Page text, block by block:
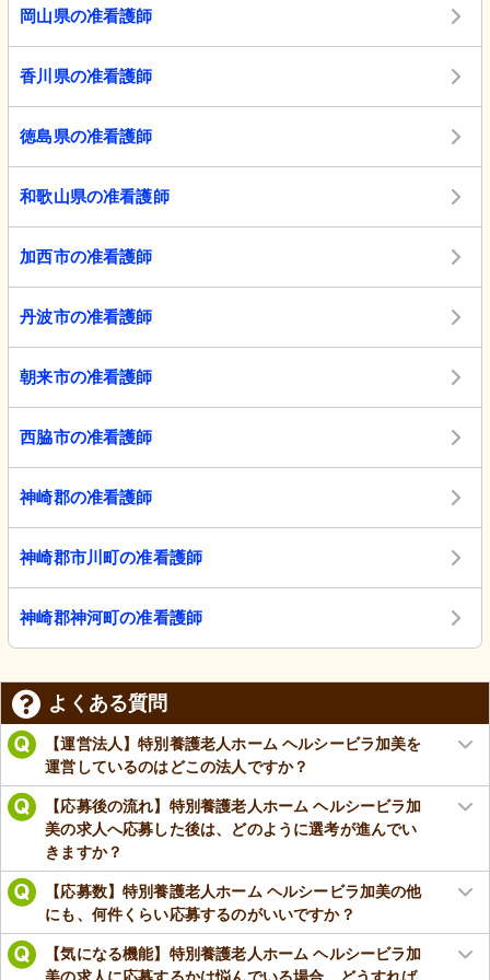
岡山県の准看護師
香川県の准看護師
徳島県の准看護師
和歌山県の准看護師
加西市の准看護師
丹波市の准看護師
朝来市の准看護師
西脇市の准看護師
神崎郡の准看護師
神崎郡市川町の准看護師
神崎郡神河町の准看護師
よくある質問
【運営法人】特別養護老人ホーム ヘルシービラ加美を
運営しているのはどこの法人ですか？
【応募後の流れ】特別養護老人ホーム ヘルシービラ加
美の求人へ応募した後は、どのように選考が進んでい
きますか？
【応募数】特別養護老人ホーム ヘルシービラ加美の他
にも、何件くらい応募するのがいいですか？
【気になる機能】特別養護老人ホーム ヘルシービラ加
美の求人に応募するかは悩んでいる場合、どうすれば